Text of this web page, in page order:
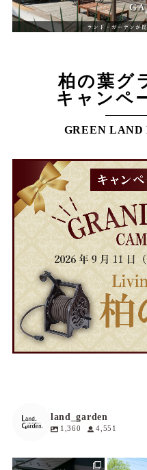
柏の葉グ
キャンペ
GREEN LAND
land_garden
1,360 4,551
land_garden